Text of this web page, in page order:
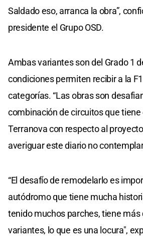
Saldado eso, arranca la obra”,
presidente el Grupo OSD.
Ambas variantes son del Grado 1
condiciones permiten recibir a la
categorías. “Las obras son
combinación de circuitos que tiene
Terranova con respecto al
averiguar este diario no
“El desafío de remodelarlo es
autódromo que tiene mucha
tenido muchos parches, tiene más
variantes, lo que es una locura",